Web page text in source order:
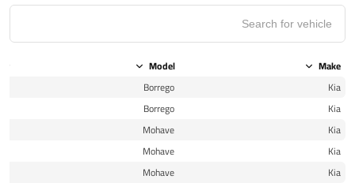
Make
Model
Kia
Borrego
Kia
Borrego
Kia
Mohave
Kia
Mohave
Kia
Mohave